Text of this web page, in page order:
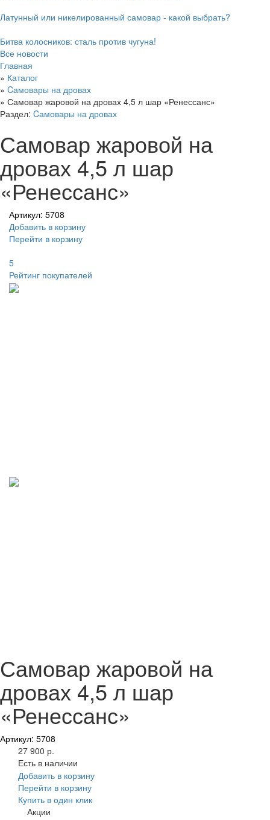
Латунный или никелированный самовар - какой выбрать?
Битва колосников: сталь против чугуна!
Все новости
Главная
» Каталог
» Cамовары на дровах
» Самовар жаровой на дровах 4,5 л шар «Ренессанс»
Раздел: Cамовары на дровах
Самовар жаровой на
дровах 4,5 л шар
«Ренессанс»
Артикул: 5708
Добавить в корзину
Перейти в корзину
5
Рейтинг покупателей
Самовар жаровой на
дровах 4,5 л шар
«Ренессанс»
Артикул: 5708
27 900 р.
Есть в наличии
Добавить в корзину
Перейти в корзину
Купить в один клик
Акции